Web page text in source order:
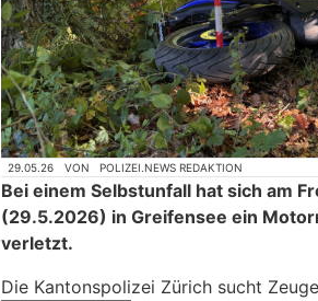
29.05.26 VON POLIZEI.NEWS REDAKTION
Bei einem Selbstunfall hat sich am
(29.5.2026) in Greifensee ein
verletzt.
Die Kantonspolizei Zürich sucht